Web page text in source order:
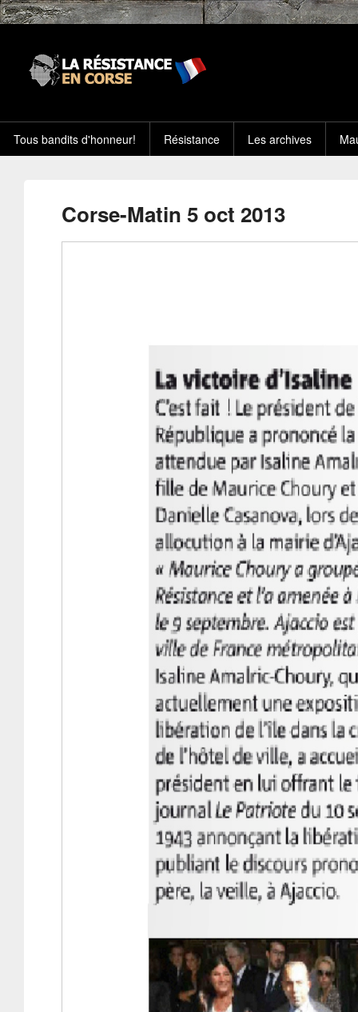
Tous bandits d'honneur! Résistance Les archives
Corse-Matin 5 oct 2013